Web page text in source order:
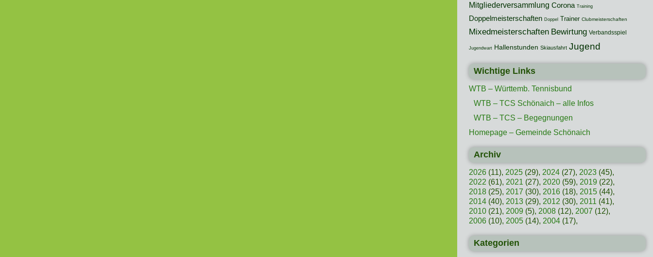
Mitgliederversammlung Corona Training
Doppelmeisterschaften Doppel Trainer Clubmeisterschaften
Mixedmeisterschaften Bewirtung Verbandsspiel
Jugendwart Hallenstunden Skiausfahrt Jugend
Wichtige Links
WTB – Württemb. Tennisbund
WTB – TCS Schönaich – alle Infos
WTB – TCS – Begegnungen
Homepage – Gemeinde Schönaich
Archiv
2026(11), 2025(29), 2024(27), 2023(45),
2022 (61), 2021 (27), 2020(59), 2019(22),
2018(25), 2017 (30), 2016(18), 2015(44),
2014(40), 2013(29), 2012 (30), 2011 (41),
2010(21), 2009(5), 2008(12), 2007 (12),
2006(10), 2005(14), 2004(17),
Kategorien